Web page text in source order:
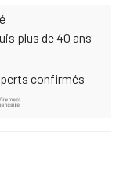
plus de 40 ans
confirmés